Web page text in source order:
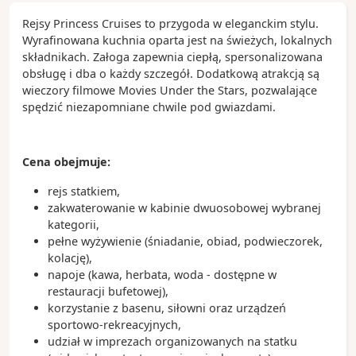
Indiami, Singapur jest jednym z najważniejszych
azjatyckich portów.
Zobacz koniecznie:
- Marina Bay Sands - trzy wieżowce połączone ze
sobą tarasem na dachu
- dzielnica Little India z mnóstwem knajpek,
- położone na 26 hektarach zoo z ponad 300
gatunkami zwierząt
Ciekawostki:
- nazwa Singapuru pochodzi od słów simha (lew) i
pura (miasto), czyli oznacza miasto lwa
- Singapur jest jednym z trzech miast-państw obok
Watykanu i Monako
- symbolem Singapuru jest posąg Merliona - pół-lwa,
pół-ryby
- kuchnia singapurska to połączenie wpływów
różnych kuchni azjatyckich, a będąc tutaj trzeba
Rejsy Princess Cruises to przygoda w eleganckim stylu.
Wyrafinowana kuchnia oparta jest na świeżych, lokalnych
składnikach. Załoga zapewnia ciepłą, spersonalizowana
obsługę i dba o każdy szczegół. Dodatkową atrakcją są
wieczory filmowe Movies Under the Stars, pozwalające
spędzić niezapomniane chwile pod gwiazdami.
Cena obejmuje:
rejs statkiem,
zakwaterowanie w kabinie dwuosobowej wybranej
kategorii,
pełne wyżywienie (śniadanie, obiad, podwieczorek,
kolację),
napoje (kawa, herbata, woda - dostępne w
restauracji bufetowej),
korzystanie z basenu, siłowni oraz urządzeń
sportowo-rekreacyjnych,
udział w imprezach organizowanych na statku